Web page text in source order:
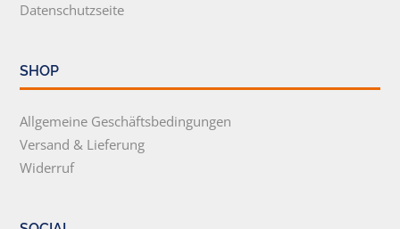
Datenschutzseite
SHOP
Allgemeine Geschäftsbedingungen
Versand & Lieferung
Widerruf